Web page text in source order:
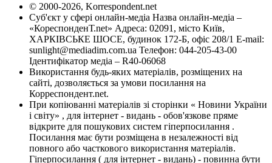
© 2000-2026, Korrespondent.net
Суб'єкт у сфері онлайн-медіа Назва онлайн-медіа –
«КореспонденТ.net» Адреса: 02091, місто Київ,
ХАРКІВСЬКЕ ШОСЕ, будинок 172-Б, офіс 208/1 E-mail:
sunlight@mediadim.com.ua Телефон: 044-205-43-00
Ідентифікатор медіа – R40-06068
Використання будь-яких матеріалів, розміщених на
сайті, дозволяється за умови посилання на
Корреспондент.net.
При копіюванні матеріалів зі сторінки « Новини України
і світу» , для інтернет - видань - обов'язкове пряме
відкрите для пошукових систем гіперпосилання .
Посилання має бути розміщена в незалежності від
повного або часткового використання матеріалів.
Гіперпосилання ( для інтернет - видань) - повинна бути